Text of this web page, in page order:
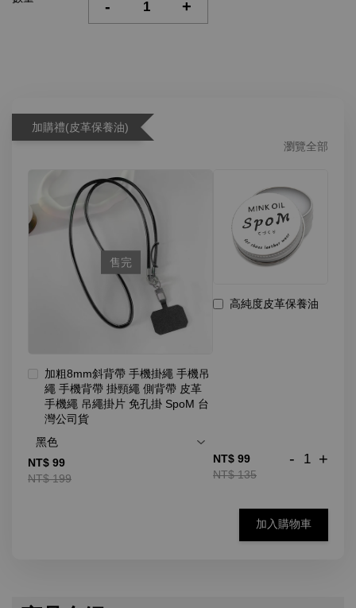
- +
加購禮(皮革保養油)
瀏覽全部
售完
加粗8mm斜背帶 手機掛繩 手機吊
繩 手機背帶 掛頸繩 側背帶 皮革
手機繩 吊繩掛片 免孔掛 SpoM 台
灣公司貨
NT$ 99
NT$ 199
高純度皮革保養油
NT$ 99
NT$ 135
- +
加入購物車